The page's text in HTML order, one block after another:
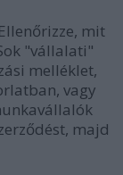
Ellenőrizze, mit
"vállalati"
melléklet,
vagy
majd